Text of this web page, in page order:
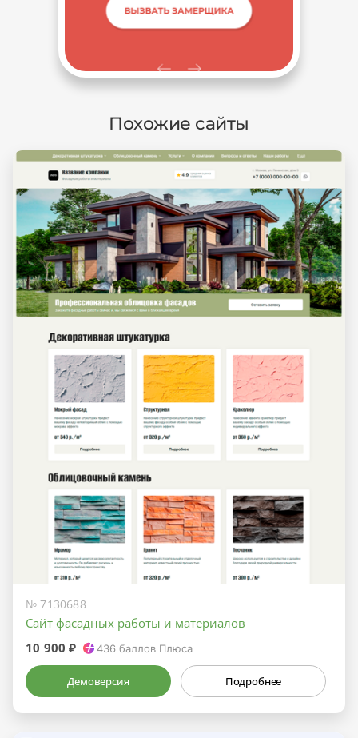
Похожие сайты
№ 7130688
Сайт фасадных работы и материалов
10 900 ₽
436баллов Плюса
Демоверсия Подробнее